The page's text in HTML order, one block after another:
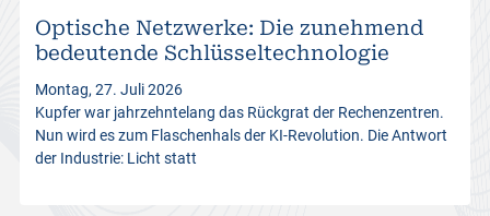
Optische Netzwerke: Die zunehmend
bedeutende Schlüsseltechnologie
Montag, 27. Juli 2026
Kupfer war jahrzehntelang das Rückgrat der Rechenzentren.
Nun wird es zum Flaschenhals der KI-Revolution. Die Antwort
der Industrie: Licht statt